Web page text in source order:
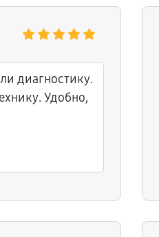
диагностику.
Удобно,